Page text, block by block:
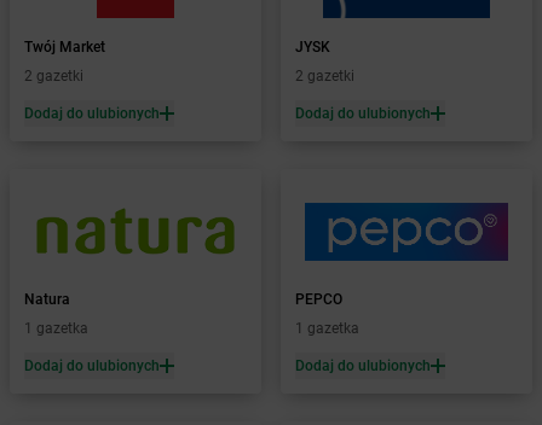
Białobrzegi
Żabka Białogard
Żabka Białogóra
Żabka Białośliwie
Żabka Bibice
Żabka Biczyce Dolne
Żabka
Żabka Bielany Wrocławskie
Żabka Bielawa
Twój Market
2 gazetki
Dodaj do ulubionych
JYSK
2 gazetki
Dodaj do ulubionych
Natura
1 gazetka
Dodaj do ulubionych
PEPCO
1 gazetka
Dodaj do ulubionych